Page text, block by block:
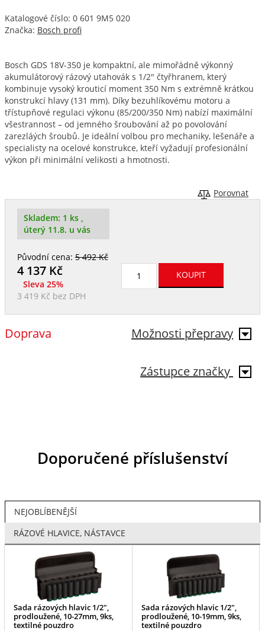
Katalogové číslo: 0 601 9M5 020
Značka: Bosch profi
Bosch GDS 18V-350 je kompaktní, ale mimořádně výkonný
akumulátorový rázový utahovák s 1/2" čtyřhranem, který
kombinuje vysoký krouticí moment 350 Nm s extrémně krátkou
konstrukcí hlavy (131 mm). Díky bezuhlíkovému motoru a
třístupňové regulaci výkonu (85/200/350 Nm) nabízí maximální
všestrannost – od jemného šroubování až po povolování
zarezláých šroubů. Je ideální volbou pro mechaniky, lešenáře a
specialisty na ocelové konstrukce, kteří vyžadují profesionální
výkon při minimální velikosti a hmotnosti.
Porovnat
Skladem: 1 ks ,
úterý 11.8. u vás
Původní cena:5 492 Kč
4 137Kč
Sleva 25%
3 419 Kč bez DPH
Možnosti přepravy
Doprava
Zástupce značky
Doporučené příslušenství
NEJOBLÍBENĚJŠÍ
RÁZOVÉ HLAVICE, NÁSTAVCE
Sada rázových hlavic 1/2",
prodloužené, 10-27mm, 9ks,
textilné pouzdro
Sada rázových hlavic 1/2",
prodloužené, 10-19mm, 9ks,
textilné pouzdro